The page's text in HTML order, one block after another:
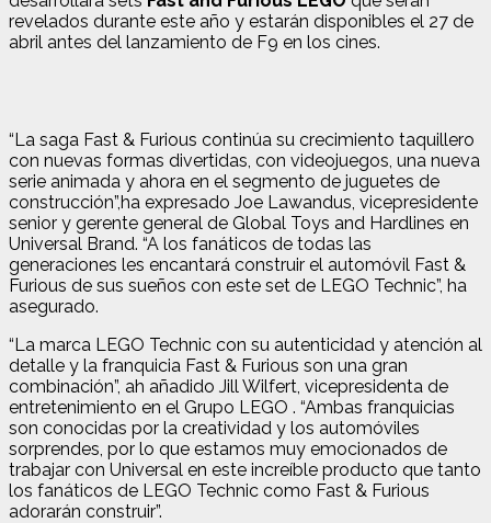
revelados durante este año y estarán disponibles el 27 de
abril antes del lanzamiento de F9 en los cines.
“La saga Fast & Furious continúa su crecimiento taquillero
con nuevas formas divertidas, con videojuegos, una nueva
serie animada y ahora en el segmento de juguetes de
construcción”,ha expresado Joe Lawandus, vicepresidente
senior y gerente general de Global Toys and Hardlines en
Universal Brand. “A los fanáticos de todas las
generaciones les encantará construir el automóvil Fast &
Furious de sus sueños con este set de LEGO Technic”, ha
asegurado.
“La marca LEGO Technic con su autenticidad y atención al
detalle y la franquicia Fast & Furious son una gran
combinación”, ah añadido Jill Wilfert, vicepresidenta de
entretenimiento en el Grupo LEGO . “Ambas franquicias
son conocidas por la creatividad y los automóviles
sorprendes, por lo que estamos muy emocionados de
trabajar con Universal en este increíble producto que tanto
los fanáticos de LEGO Technic como Fast & Furious
adorarán construir”.